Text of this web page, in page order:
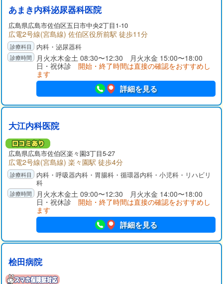
あまき内科泌尿器科医院
広島県広島市佐伯区五日市中央2丁目1-10
広電2号線(宮島線) 佐伯区役所前駅 徒歩11分
内科・泌尿器科
月火水木金土 08:30〜12:30 月火水金 15:00〜18:00
日・祝休診 開始・終了時間は直接の確認をおすすめし
ます
詳細を見る
大江内科医院
広島県広島市佐伯区楽々園3丁目5-27
広電2号線(宮島線) 楽々園駅 徒歩4分
内科・呼吸器内科・胃腸科・循環器内科・小児科・リハビリ
科
月火水木金土 09:00〜12:30 月火水金 14:00〜18:00
日・祝休診 開始・終了時間は直接の確認をおすすめし
ます
詳細を見る
桧田病院